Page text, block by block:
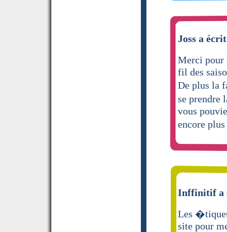
Joss a
Merci pour
fil des
De plus la
se prendre
vous
encore
Inffinitif a
Les
site pour